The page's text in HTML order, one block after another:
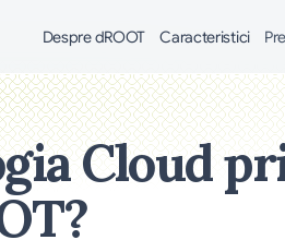
Despre dROOT Caracteristici
Cloud